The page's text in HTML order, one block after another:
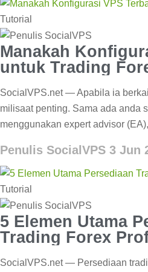
Tutorial
Manakah
untuk Trading
SocialVPS.net — Apabila ia
milisaat penting. Sama ada anda
menggunakan expert advisor
Penulis SocialVPS 3 Jun
Tutorial
5 Elemen Utama
Trading Forex
SocialVPS.net — Persediaan